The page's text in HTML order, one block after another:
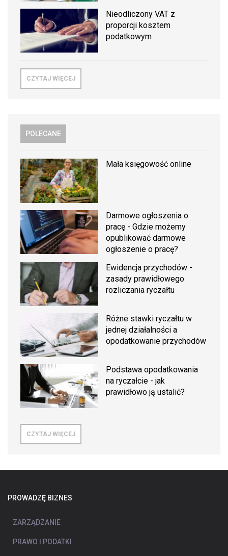
Nieodliczony VAT z
proporcji kosztem
podatkowym
CZYTAJ WIĘCEJ
POLECANE
Mała księgowość online
Darmowe ogłoszenia o
pracę - Gdzie możemy
opublikować darmowe
ogłoszenie o pracę?
Ewidencja przychodów -
zasady prawidłowego
rozliczania ryczałtu
Różne stawki ryczałtu w
jednej działalności a
opodatkowanie przychodów
Podstawa opodatkowania
na ryczałcie - jak
prawidłowo ją ustalić?
CZYTAJ WIĘCEJ
PROWADZĘ BIZNES
ZARZĄDZANIE
PRAWO I PODATKI